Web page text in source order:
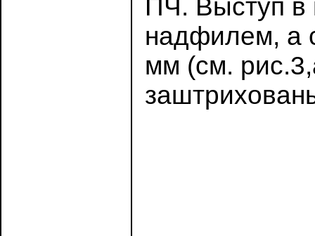
ПЧ. Выступ в
надфилем, а
мм (см.